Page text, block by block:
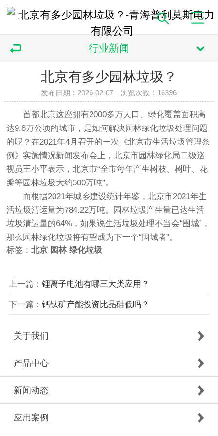
行业新闻
北京有多少园林垃圾？
发布日期：2026-02-07 浏览次数： 16396
首都北京这座拥有2000多万人口、绿化覆盖面积高
达9.8万公顷的城市，是如何解决园林绿化垃圾处理问题
的呢？在2021年4月召开的一次《北京市生活垃圾管理条
例》实施情况新闻发布会上，北京市园林绿化局二级巡
视员王小平表示，北京市“全市每年产生树枝、树叶、花
瓣等园林垃圾大约500万吨”。
而根据2021年城乡建设统计年鉴，北京市2021年生
活垃圾清运量为784.22万吨。园林垃圾产生量已达生活
垃圾清运量的64%，如果说生活垃圾处理不当会“围城”，
那么园林绿化垃圾将有望成为下一个“围城者”。
标签：北京 园林 绿化垃圾
上一篇： 锂离子电池有哪三大类应用？
下一篇： 钙钛矿产能投资比晶硅低吗？
关于我们
产品中心
新闻动态
应用案例